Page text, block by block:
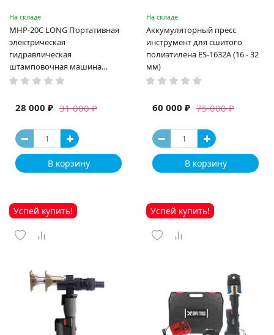
На складе
MHP-20C LONG Портативная
электрическая
гидравлическая
штамповочная машина
высокая мощность и мощный
машина
31 000 ₽
28 000 ₽
В корзину
На складе
Аккумуляторный пресс
инструмент для сшитого
полиэтилена ES-1632A (16 - 32
мм)
75 000 ₽
60 000 ₽
В корзину
Успей купить! Успей купить!